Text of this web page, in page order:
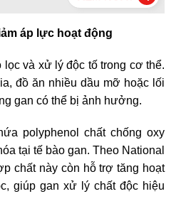
áp lực hoạt động
và xử lý độc tố trong cơ thể.
đồ ăn nhiều dầu mỡ hoặc lối
gan có thể bị ảnh hưởng.
polyphenol chất chống oxy
tại tế bào gan. Theo National
chất này còn hỗ trợ tăng hoạt
giúp gan xử lý chất độc hiệu